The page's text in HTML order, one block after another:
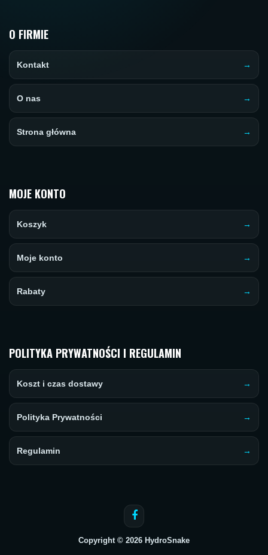
O FIRMIE
Kontakt
O nas
Strona główna
MOJE KONTO
Koszyk
Moje konto
Rabaty
POLITYKA PRYWATNOŚCI I REGULAMIN
Koszt i czas dostawy
Polityka Prywatności
Regulamin
Copyright © 2026 HydroSnake